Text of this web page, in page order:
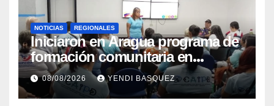
NOTICIAS REGIONALES
Iniciaron en Aragua programa de
formación comunitaria en
atención a personas con
discapacidad
08/08/2026 YENDI BASQUEZ